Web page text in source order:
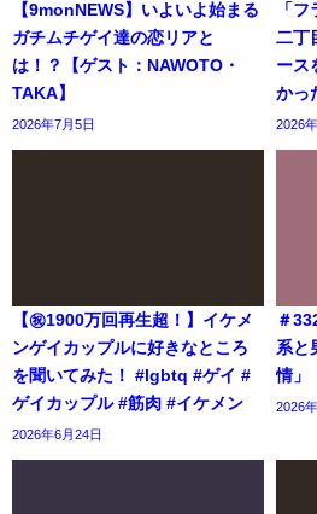
【9monNEWS】いよいよ始まる
ガチムチゲイ達の恋リアと
は！？【ゲスト：NAWOTO・
TAKA】
2026年7月5日
「
二丁
ース
かっ
2026
【㊗️1900万回再生超！】イケメ
ンゲイカップルに好きなところ
を聞いてみた！ #lgbtq #ゲイ #
ゲイカップル #筋肉 #イケメン
2026年6月24日
＃
系と
情」
2026